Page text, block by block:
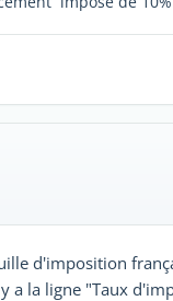
d'imposition
y a la ligne "Taux